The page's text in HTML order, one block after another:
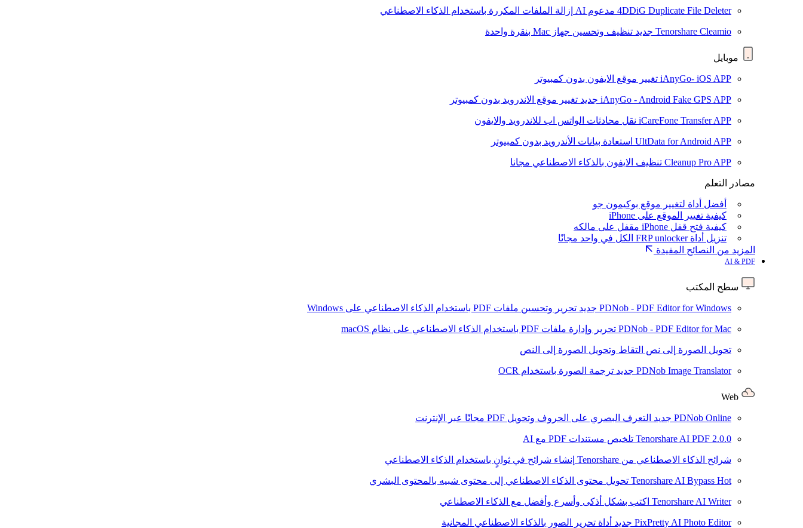
4DDiG Duplicate File Deleter مدعوم AI إزالة الملفات المكررة باستخدام الذكاء الاصطناعي
Tenorshare Cleamio جديد تنظيف وتحسين جهاز Mac بنقرة واحدة
موبايل
iAnyGo- iOS APP تغيير موقع الايفون بدون كمبيوتر
iAnyGo - Android Fake GPS APP جديد تغيير موقع الاندرويد بدون كمبيوتر
iCareFone Transfer APP نقل محادثات الواتس اب للاندرويد والايفون
UltData for Android APP استعادة بيانات الأندرويد بدون كمبيوتر
Cleanup Pro APP تنظيف الايفون بالذكاء الاصطناعي مجانا
مصادر التعلم
أفضل أداة لتغيير موقع بوكيمون جو
كيفية تغيير الموقع على iPhone
كيفية فتح قفل iPhone مقفل على مالكه
تنزيل أداة FRP unlocker الكل في واحد مجانًا
المزيد من النصائح المفيدة
AI & PDF
سطح المكتب
PDNob - PDF Editor for Windows جديد تحرير وتحسين ملفات PDF باستخدام الذكاء الاصطناعي على Windows
PDNob - PDF Editor for Mac تحرير وإدارة ملفات PDF باستخدام الذكاء الاصطناعي على نظام macOS
تحويل الصورة إلى نص التقاط وتحويل الصورة إلى النص
PDNob Image Translator جديد ترجمة الصورة باستخدام OCR
PDNob Online جديد التعرف البصري على الحروف وتحويل PDF مجانًا عبر الإنترنت
Tenorshare AI PDF 2.0.0 تلخيص مستندات PDF مع AI
شرائح الذكاء الاصطناعي من Tenorshare إنشاء شرائح في ثوانٍ باستخدام الذكاء الاصطناعي
Tenorshare AI Bypass Hot تحويل محتوى الذكاء الاصطناعي إلى محتوى شبيه بالمحتوى البشري
Tenorshare AI Writer اكتب بشكل أذكى وأسرع وأفضل مع الذكاء الاصطناعي
PixPretty AI Photo Editor جديد أداة تحرير الصور بالذكاء الاصطناعي المجانية